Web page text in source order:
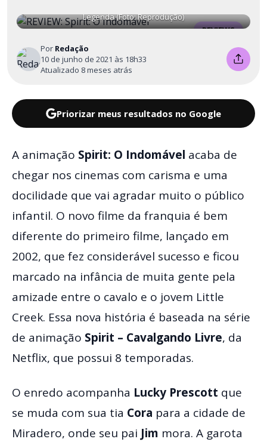
REVIEWS
Legenda (Foto: Reprodução)
Por Redação
10 de junho de 2021 às 18h33
Atualizado 8 meses atrás
Priorizar meus resultados no Google
A animação Spirit: O Indomável acaba de
chegar nos cinemas com carisma e uma
docilidade que vai agradar muito o público
infantil. O novo filme da franquia é bem
diferente do primeiro filme, lançado em
2002, que fez considerável sucesso e ficou
marcado na infância de muita gente pela
amizade entre o cavalo e o jovem Little
Creek. Essa nova história é baseada na série
de animação Spirit – Cavalgando Livre, da
Netflix, que possui 8 temporadas.
O enredo acompanha Lucky Prescott que
se muda com sua tia Cora para a cidade de
Miradero, onde seu pai Jim mora. A garota